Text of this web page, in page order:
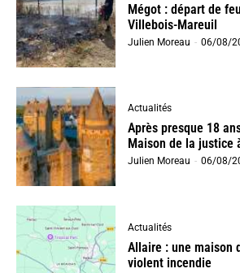
Mégot : départ de
Villebois-Mareuil
Julien Moreau - 06/08/
Actualités
Après presque 18
Maison de la justice
Julien Moreau - 06/08/
Actualités
Allaire : une maison
violent incendie